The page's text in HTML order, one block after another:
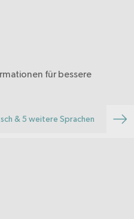
für bessere
& 5 weitere Sprachen